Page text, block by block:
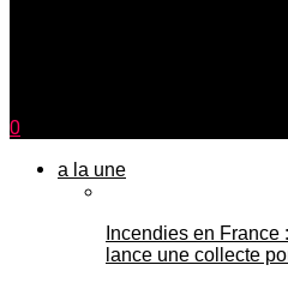
0
a la une
Incendies en
lance une collecte